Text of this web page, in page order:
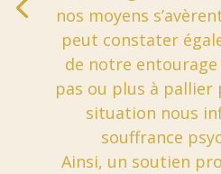
nos moyens
peut constater
de notre entourage
pas ou plus à pallier
situation nous
souffrance
Ainsi, un soutien